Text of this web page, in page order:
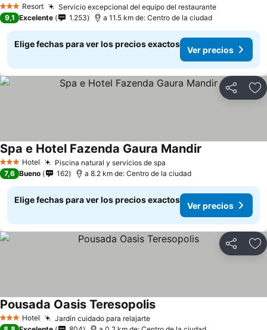
3 EstrellasResort Servicio excepcional del equipo del restaurante
9,1 Excelente 1.253 a 11.5 km de: Centro de la ciudad
Elige fechas para ver los precios exactos
Ver precios
Compartir
3 Estrellas
Hotel Piscina natural y servicios de spa
Spa e Hotel Fazenda Gaura Mandir
7,6 Bueno 162 a 8.2 km de: Centro de la ciudad
Elige fechas para ver los precios exactos
Ver precios
Compartir
3 Estrellas
Hotel Jardín cuidado para relajarte
Pousada Oasis Teresopolis